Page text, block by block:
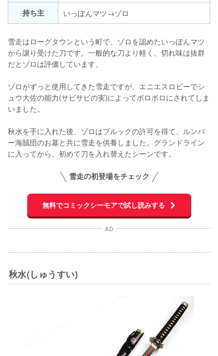
持ち主 いっぽんマツ→ゾロ
雪走はローグタウンという町で、ゾロを認めたいっぽんマツ
から譲り受けた刀です。一般的な刀より軽く、切れ味は抜群
だとゾロは評価しています。
ゾロがずっと使用してきた雪走ですが、エニエスロビーでシ
ュウ大佐の能力(サビサビの実)によってボロボロにされてしま
いました。
秋水を手に入れた後、ゾロはブルックの許可を得て、ルンバ
ー海賊団のお墓と共に雪走を供養しました。グランドライン
に入ってから、初めて刀を入れ替えたシーンです。
雪走の初登場をチェック
無料でコミックシーモアで試し読みする
AD
秋水(しゅうすい)